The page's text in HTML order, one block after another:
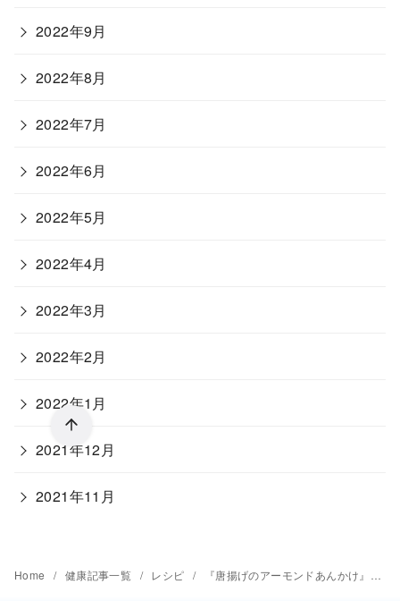
2022年9月
2022年8月
2022年7月
2022年6月
2022年5月
2022年4月
2022年3月
2022年2月
2022年1月
2021年12月
2021年11月
Home 健康記事一覧 レシピ 『唐揚げのアーモンドあんかけ』レシピ♪